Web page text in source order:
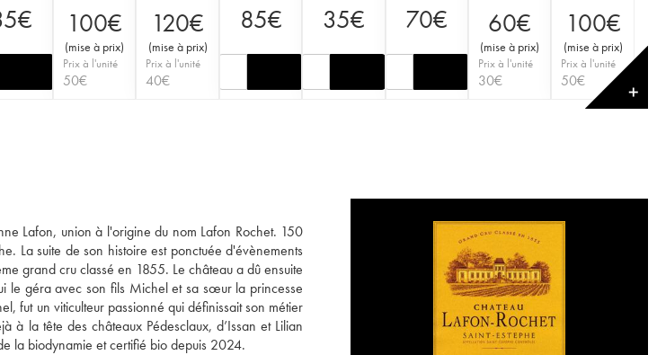
€ 100€
(mise à prix)
Prix à l'unité
50€
120€
(mise à prix)
Prix à l'unité
40€
85€ 35€ 70€ 60€
(mise à prix)
Prix à l'unité
30€
100€
(mise à prix)
Prix à l'unité
50€
✕
Lafon, union à l'origine du nom Lafon Rochet. 150
La suite de son histoire est ponctuée d'évènements
grand cru classé en 1855. Le château a dû ensuite
le géra avec son fils Michel et sa sœur la princesse
fut un viticulteur passionné qui définissait son métier
la tête des châteaux Pédesclaux, d’Issan et Lilian
la biodynamie et certifié bio depuis 2024.